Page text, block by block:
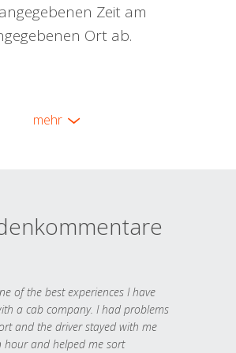
Zeit am
Ort ab.
mehr
of the best experiences I have
a cab company. I had problems
and the driver stayed with me
hour and helped me sort